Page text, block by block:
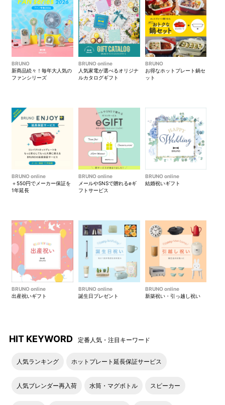
ロータスカラーのテーマは「さきほこる かおり」
BRUNO
新商品続々！毎年大人気の
ファンシリーズ
BRUNO online
人気家電が選べるオリジナ
ルカタログギフト
BRUNO
お得なホットプレート鍋セ
ット
BRUNO online
＋550円でメーカー保証を
1年延長
BRUNO online
メールやSNSで贈れるeギ
フトサービス
BRUNO online
結婚祝いギフト
BRUNO online
出産祝いギフト
BRUNO online
誕生日プレゼント
BRUNO online
新築祝い・引っ越し祝い
HIT KEYWORD 定番人気・注目キーワード
人気ランキング ホットプレート延長保証サービス
人気ブレンダー再入荷 水筒・マグボトル スピーカー